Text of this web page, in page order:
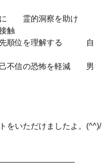
に 霊的洞察を助け
触
位を理解する 自
不信の恐怖を軽減 男
をいただけましたよ。(^^)/